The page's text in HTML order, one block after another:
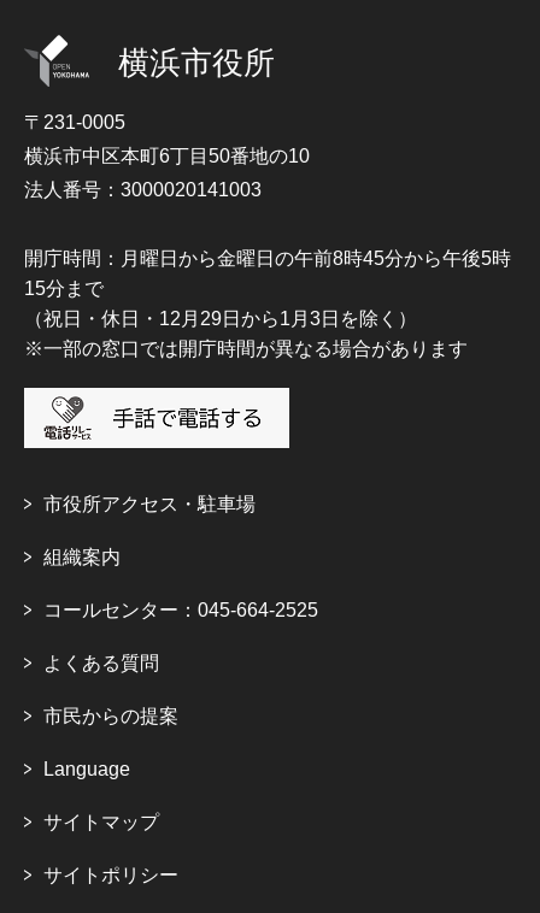
横浜市役所
〒231-0005
横浜市中区本町6丁目50番地の10
法人番号：3000020141003
開庁時間：月曜日から金曜日の午前8時45分から午後5時
15分まで
（祝日・休日・12月29日から1月3日を除く）
※一部の窓口では開庁時間が異なる場合があります
市役所アクセス・駐車場
組織案内
コールセンター：045-664-2525
よくある質問
市民からの提案
Language
サイトマップ
サイトポリシー